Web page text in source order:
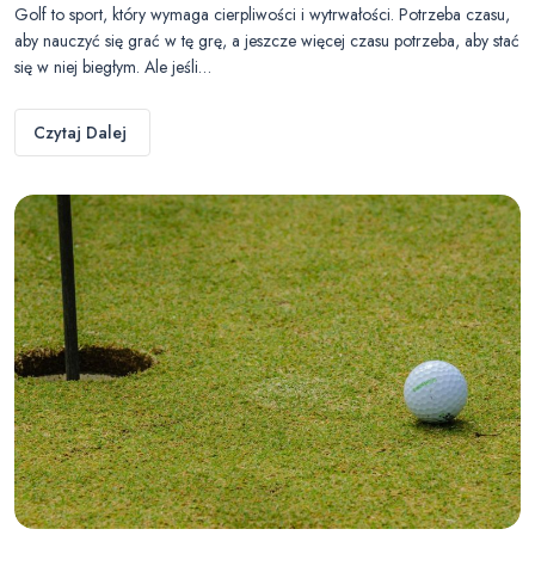
Golf to sport, który wymaga cierpliwości i wytrwałości. Potrzeba czasu,
aby nauczyć się grać w tę grę, a jeszcze więcej czasu potrzeba, aby stać
się w niej biegłym. Ale jeśli…
Czytaj Dalej